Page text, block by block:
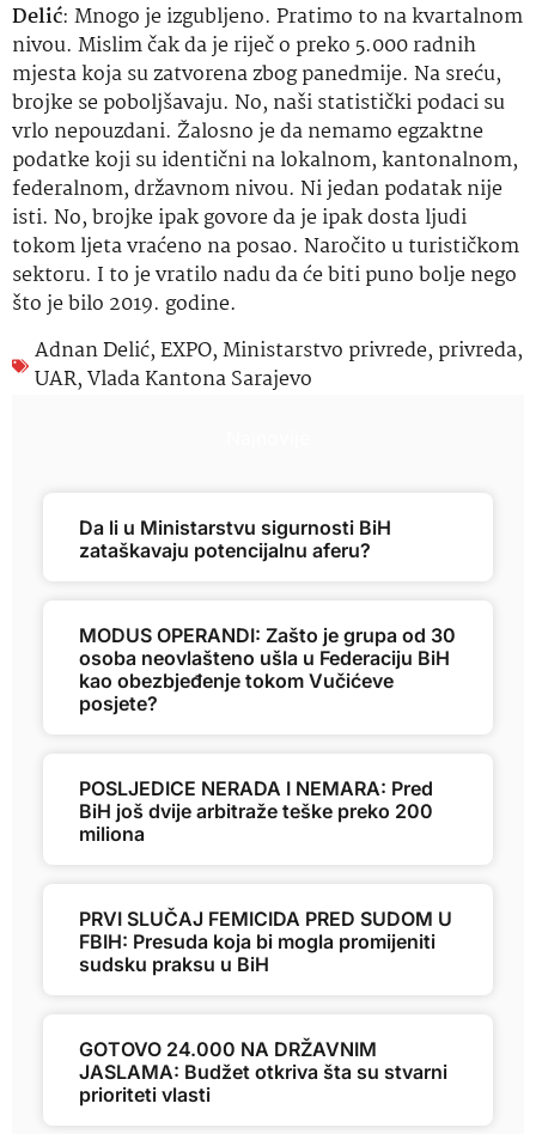
Delić: Mnogo je izgubljeno. Pratimo to na kvartalnom
nivou. Mislim čak da je riječ o preko 5.000 radnih
mjesta koja su zatvorena zbog panedmije. Na sreću,
brojke se poboljšavaju. No, naši statistički podaci su
vrlo nepouzdani. Žalosno je da nemamo egzaktne
podatke koji su identični na lokalnom, kantonalnom,
federalnom, državnom nivou. Ni jedan podatak nije
isti. No, brojke ipak govore da je ipak dosta ljudi
tokom ljeta vraćeno na posao. Naročito u turističkom
sektoru. I to je vratilo nadu da će biti puno bolje nego
što je bilo 2019. godine.
Adnan Delić,EXPO,Ministarstvo privrede, privreda,
UAR,Vlada Kantona Sarajevo
Da li u Ministarstvu sigurnosti BiH
zataškavaju potencijalnu aferu?
MODUS OPERANDI: Zašto je grupa od 30
osoba neovlašteno ušla u Federaciju BiH
kao obezbjeđenje tokom Vučićeve
posjete?
POSLJEDICE NERADA I NEMARA: Pred
BiH još dvije arbitraže teške preko 200
miliona
PRVI SLUČAJ FEMICIDA PRED SUDOM U
FBIH: Presuda koja bi mogla promijeniti
sudsku praksu u BiH
GOTOVO 24.000 NA DRŽAVNIM
JASLAMA: Budžet otkriva šta su stvarni
prioriteti vlasti